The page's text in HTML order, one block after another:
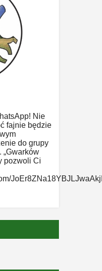
Nie
fajnie będzie
do grupy
„Gwarków
pozwoli Ci